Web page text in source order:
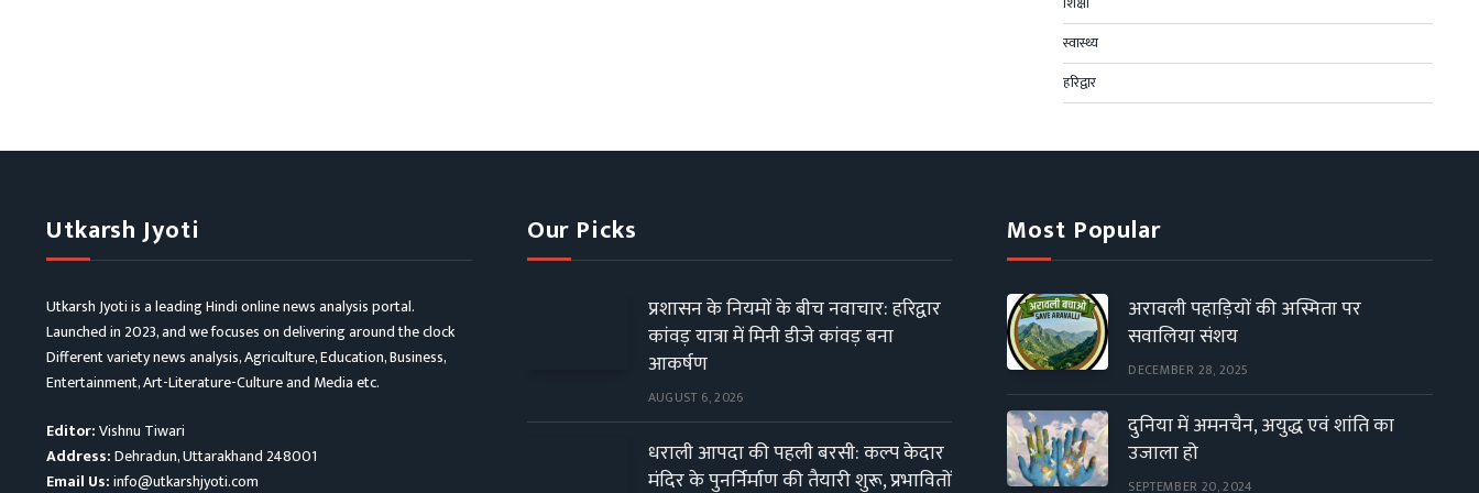
स्वास्थ्य
हरिद्वार
Utkarsh Jyoti
Utkarsh Jyoti is a leading Hindi online news analysis portal.
Launched in 2023, and we focuses on delivering around the clock
Different variety news analysis, Agriculture, Education, Business,
Entertainment, Art-Literature-Culture and Media etc.
Editor:Vishnu Tiwari
Address:Dehradun, Uttarakhand 248001
Email Us:info@utkarshjyoti.com
Our Picks
प्रशासन के नियमों के बीच नवाचार: हरिद्वार
कांवड़ यात्रा में मिनी डीजे कांवड़ बना
आकर्षण
AUGUST 6, 2026
धराली आपदा की पहली बरसी: कल्प केदार
मंदिर के पुनर्निर्माण की तैयारी शुरू, प्रभावितों
Most Popular
अरावली पहाड़ियों की अस्मिता पर
सवालिया संशय
DECEMBER 28, 2025
दुनिया में अमनचैन, अयुद्ध एवं शांति का
उजाला हो
SEPTEMBER 20, 2024